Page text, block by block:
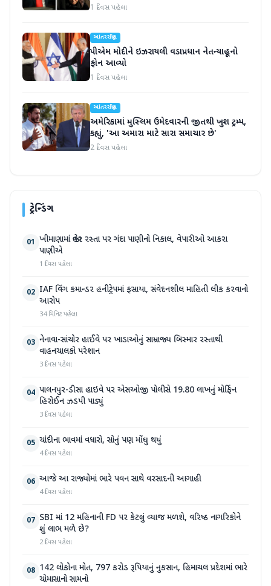
1 દિવસ પહેલા
આંતરરાષ્ટ્રીય
પીએમ મોદીને ઇઝરાયલી વડાપ્રધાન નેતન્યાહૂનો
ફોન આવ્યો
1 દિવસ પહેલા
આંતરરાષ્ટ્રીય
અમેરિકામાં મુસ્લિમ ઉમેદવારની જીતથી ખુશ ટ્રમ્પ,
કહ્યું, 'આ અમારા માટે સારા સમાચાર છે'
2 દિવસ પહેલા
ટ્રેન્ડિંગ
01 ખીમાણામાં જાહેર રસ્તા પર ગંદા પાણીનો નિકાલ, વેપારીઓ આકરા
પાણીએ
1 દિવસ પહેલા
02 IAF વિંગ કમાન્ડર હનીટ્રેપમાં ફસાયા, સંવેદનશીલ માહિતી લીક કરવાનો
આરોપ
34 મિનિટ પહેલા
03 નેનાવા-સાંચોર હાઈવે પર ખાડાઓનું સામ્રાજ્ય બિસ્માર રસ્તાથી
વાહનચાલકો પરેશાન
3 દિવસ પહેલા
04 પાલનપુર-ડીસા હાઇવે પર એસઓજી પોલીસે 19.80 લાખનું મોર્ફિન
હિરોઈન ઝડપી પાડ્યું
3 દિવસ પહેલા
05 ચાંદીના ભાવમાં વધારો, સોનું પણ મોંઘુ થયું
4 દિવસ પહેલા
06 આજે આ રાજ્યોમાં ભારે પવન સાથે વરસાદની આગાહી
4 દિવસ પહેલા
07 SBI માં 12 મહિનાની FD પર કેટલું વ્યાજ મળશે, વરિષ્ઠ નાગરિકોને
શું લાભ મળે છે?
2 દિવસ પહેલા
08 142 લોકોના મોત, 797 કરોડ રૂપિયાનું નુકસાન, હિમાચલ પ્રદેશમાં ભારે
ચોમાસાનો સામનો